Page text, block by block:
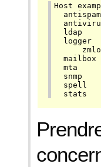
Host
ldap
logger
mailbox
mta
snmp
spell
stats